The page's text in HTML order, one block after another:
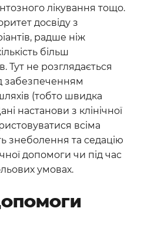
лікування тощо.
досвіду з
радше ніж
більш
Тут не розглядається
забезпеченням
(тобто швидка
настанови з клінічної
всіма
знеболення та седацію
допомоги чи під час
умовах.